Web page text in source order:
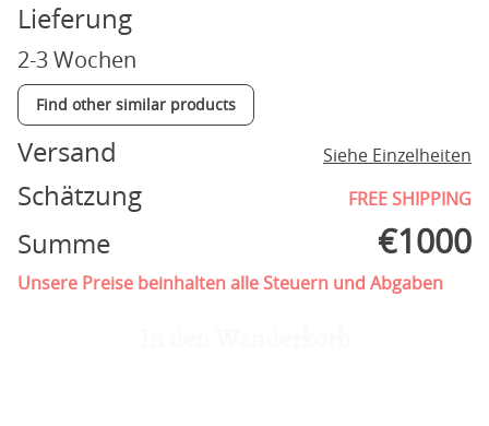
Lieferung
2-3 Wochen
Find other similar products
Versand Siehe Einzelheiten
Schätzung FREE SHIPPING
Summe €1000
Unsere Preise beinhalten alle Steuern und Abgaben